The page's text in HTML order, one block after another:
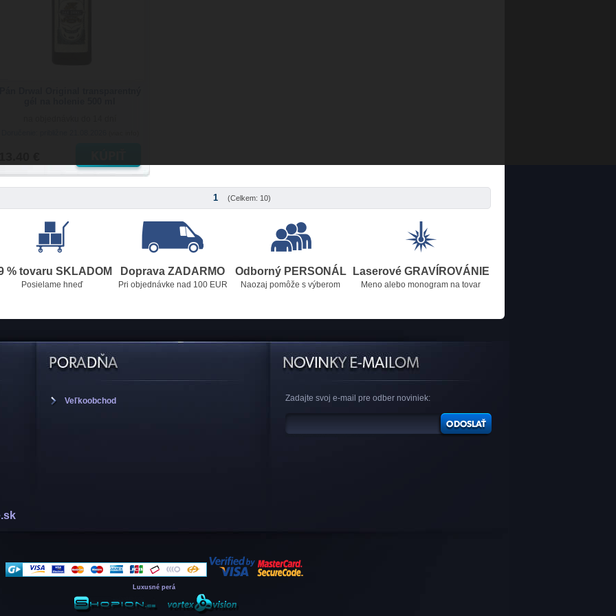
1 (Celkem: 10)
% tovaru SKLADOM
Posielame hneď
Doprava ZADARMO
Pri objednávke nad 100 EUR
Odborný PERSONÁL
Naozaj pomôže s výberom
Laserové GRAVÍROVÁNIE
Meno alebo monogram na tovar
Veľkoobchod Zadajte svoj e-mail pre odber noviniek:
Luxusné perá